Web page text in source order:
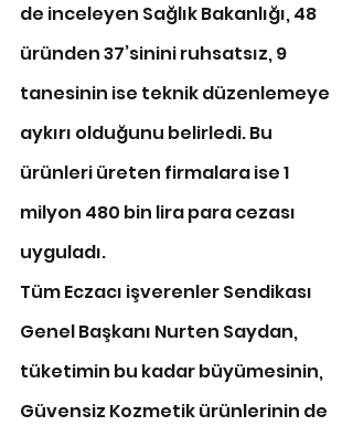
de inceleyen Sağlık Bakanlığı, 48
üründen 37’sinini ruhsatsız, 9
tanesinin ise teknik düzenlemeye
aykırı olduğunu belirledi. Bu
ürünleri üreten firmalara ise 1
milyon 480 bin lira para cezası
uyguladı.
Tüm Eczacı işverenler Sendikası
Genel Başkanı Nurten Saydan,
tüketimin bu kadar büyümesinin,
Güvensiz Kozmetik ürünlerinin de